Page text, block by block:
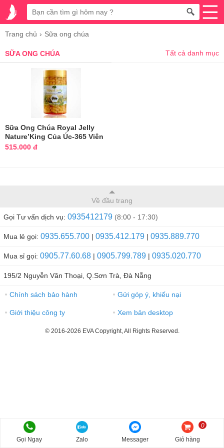
Trang chủ Sữa ong chúa
SỮA ONG CHÚA Tất cả danh mục
Sữa Ong Chúa Royal Jelly
Nature’King Của Úc-365 Viên
515.000 đ
Về đầu trang
Gọi Tư vấn dịch vụ: 0935412179 (8:00 - 17:30)
Mua lẻ gọi: 0935.655.700 | 0935.412.179 | 0935.889.770
Mua sỉ gọi: 0905.77.60.68 | 0905.799.789 | 0935.020.770
195/2 Nguyễn Văn Thoại, Q.Sơn Trà, Đà Nẵng
● Chính sách bảo hành ● Gửi góp ý, khiếu nại
● Giới thiệu công ty ● Xem bản desktop
© 2016-2026 EVA Copyright, All Rights Reserved.
Gọi Ngay Zalo Messager Giỏ hàng
0